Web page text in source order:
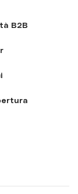
B2B